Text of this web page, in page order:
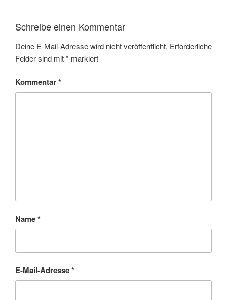
Schreibe einen Kommentar
Deine E-Mail-Adresse wird nicht veröffentlicht. Erforderliche
Felder sind mit* markiert
Kommentar*
Name*
E-Mail-Adresse*